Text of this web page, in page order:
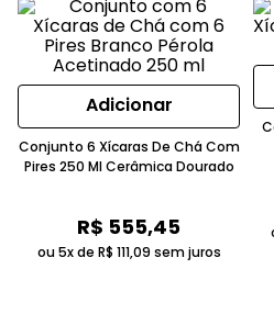
Adicionar
Conjunto 6 Xícaras De Chá Com
Pires 250 Ml Cerâmica Dourado
R$ 555,45
ou 5x de R$ 111,09 sem juros